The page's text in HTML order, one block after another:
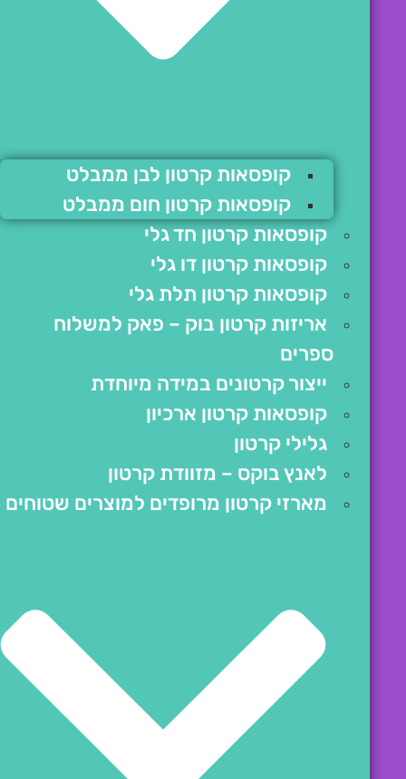
קופסאות קרטון לבן ממבלט
קופסאות קרטון חום ממבלט
קופסאות קרטון חד גלי
קופסאות קרטון דו גלי
קופסאות קרטון תלת גלי
אריזות קרטון בוק – פאק למשלוח
ספרים
ייצור קרטונים במידה מיוחדת
קופסאות קרטון ארכיון
גלילי קרטון
לאנץ בוקס – מזוודת קרטון
מארזי קרטון מרופדים למוצרים שטוחים